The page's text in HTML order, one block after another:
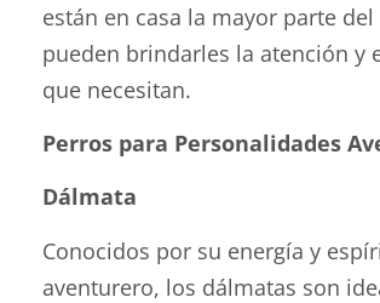
están en casa la mayor parte
pueden brindarles la atención y
que necesitan.
Perros para Personalidades
Dálmata
Conocidos por su energía y
aventurero, los dálmatas son